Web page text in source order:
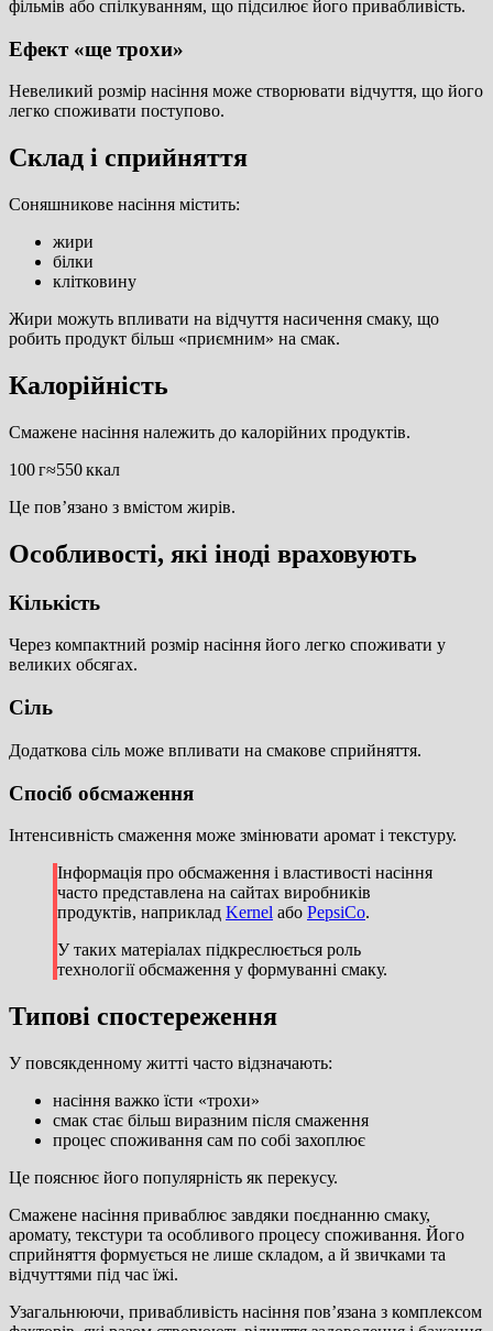
фільмів або спілкуванням, що підсилює його привабливість.
Ефект «ще трохи»
Невеликий розмір насіння може створювати відчуття, що його
легко споживати поступово.
Склад і сприйняття
Соняшникове насіння містить:
жири
білки
клітковину
Жири можуть впливати на відчуття насичення смаку, що
робить продукт більш «приємним» на смак.
Калорійність
Смажене насіння належить до калорійних продуктів.
100 г≈550 ккал
Це пов’язано з вмістом жирів.
Особливості, які іноді враховують
Кількість
Через компактний розмір насіння його легко споживати у
великих обсягах.
Сіль
Додаткова сіль може впливати на смакове сприйняття.
Спосіб обсмаження
Інтенсивність смаження може змінювати аромат і текстуру.
Інформація про обсмаження і властивості насіння
часто представлена на сайтах виробників
продуктів, наприклад Kernel або PepsiCo.
У таких матеріалах підкреслюється роль
технології обсмаження у формуванні смаку.
Типові спостереження
У повсякденному житті часто відзначають:
насіння важко їсти «трохи»
смак стає більш виразним після смаження
процес споживання сам по собі захоплює
Це пояснює його популярність як перекусу.
Смажене насіння приваблює завдяки поєднанню смаку,
аромату, текстури та особливого процесу споживання. Його
сприйняття формується не лише складом, а й звичками та
відчуттями під час їжі.
Узагальнюючи, привабливість насіння пов’язана з комплексом